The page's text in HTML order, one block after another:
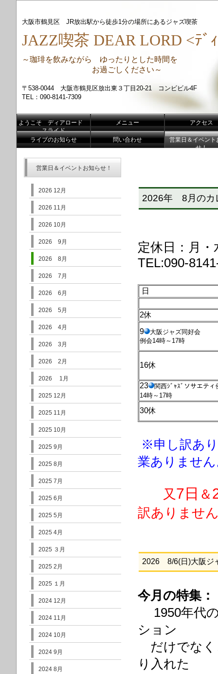
大阪市鶴見区 JR放出駅から徒歩1分の場所にあるジャズ喫茶
JAZZ喫茶 DEAR LORD <ﾃﾞ
～珈琲を飲みながら ゆったりとした時間を
お過ごしください～
〒538-0044 大阪市鶴見区放出東３丁目20-21 コンビビル4F
TEL：090-8141-7309
ようこそ ディアロード
スライド
メニュー アクセス
ライブのお知らせ 問い合わせ
営業日＆イベント
せ！
2026年 8月のカ
定休日：月
TEL:090-
日
2休
9
大阪ジャズ同好会
例会14時～17時
16休
23
関西ｼﾞｬｽﾞソサエティ
14時～17時
30休
※申し訳あ
業ありませ
又7日 ＆
訳ありませ
2026 8/6(日)大阪ジ
今月の特集：
1950年代の
ション
だけでなく
り入れた
営業日＆イベントお知らせ！
2026 12月
2026 11月
2026 10月
2026 9月
2026 8月
2026 7月
2026 6月
2026 5月
2026 4月
2026 3月
2026 2月
2026 1月
2025 12月
2025 11月
2025 10月
2025 9月
2025 8月
2025 7月
2025 6月
2025 5月
2025 4月
2025 ３月
2025 2月
2025 １月
2024 12月
2024 11月
2024 10月
2024 9月
2024 8月